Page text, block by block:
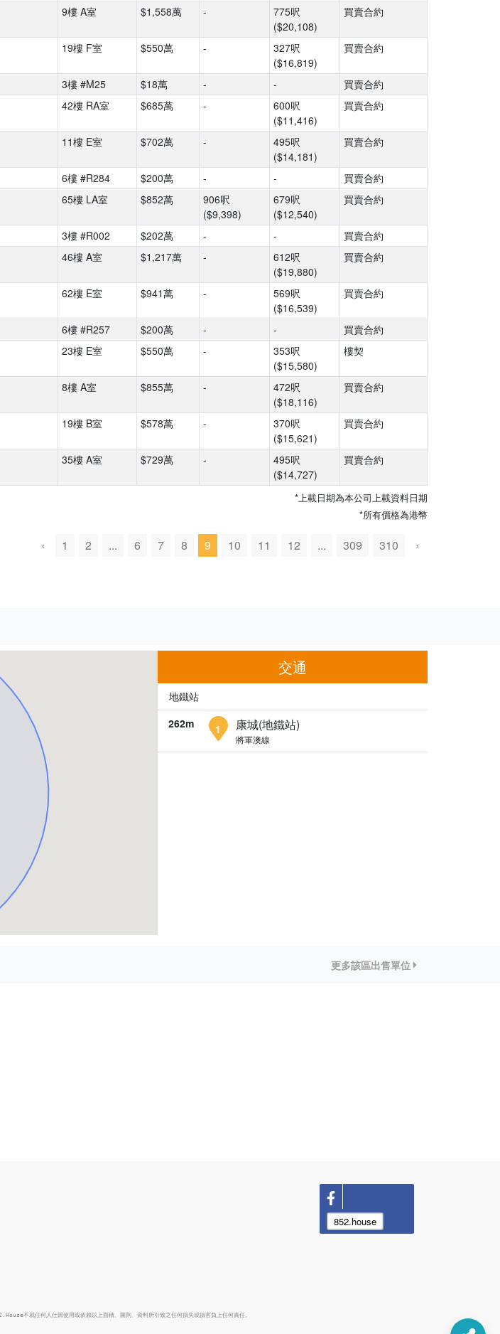
9樓 A室 $1,558萬 -
775呎
($20,108)
買賣合約
19樓 F室 $550萬 -
327呎
($16,819)
買賣合約
3樓 #M25 $18萬 - -
買賣合約
42樓 RA室 $685萬 -
600呎
($11,416)
買賣合約
11樓 E室 $702萬 -
495呎
($14,181)
買賣合約
6樓 #R284 $200萬 - -
買賣合約
65樓 LA室 $852萬
906呎
($9,398)
679呎
($12,540)
買賣合約
3樓 #R002 $202萬 - -
買賣合約
46樓 A室 $1,217萬 -
612呎
($19,880)
買賣合約
62樓 E室 $941萬 -
569呎
($16,539)
買賣合約
6樓 #R257 $200萬 - -
買賣合約
23樓 E室 $550萬 -
353呎
($15,580)
樓契
8樓 A室 $855萬 -
472呎
($18,116)
買賣合約
19樓 B室 $578萬 -
370呎
($15,621)
買賣合約
35樓 A室 $729萬 -
495呎
($14,727)
買賣合約
*上載日期為本公司上載資料日期
*所有價格為港幣
‹ 1 2 ... 6 7 8 9 10 11 12 ... 309 310 ›
交通
地鐵站
262m
1 康城(地鐵站)
將軍澳線
更多該區出售單位
852.house
不就任何人仕因使用或依賴以上面積、圖則、資料所引致之任何損失或損害負上任何責任。